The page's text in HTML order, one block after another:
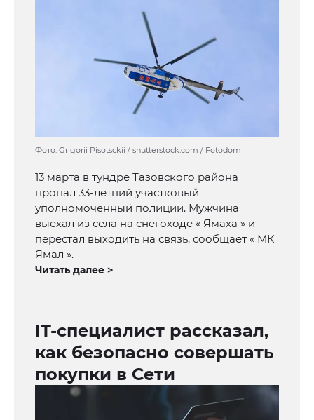
Фото: Grigorii Pisotsckii / shutterstock.com / Fotodom
13 марта в тундре Тазовского района
пропал 33-летний участковый
уполномоченный полиции. Мужчина
выехал из села на снегоходе « Ямаха » и
перестал выходить на связь, сообщает « МК
Ямал ».
Читать далее >
IT-специалист рассказал,
как безопасно совершать
покупки в Сети